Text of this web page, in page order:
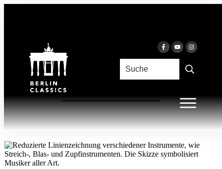
DRESDNER
KREUZCHOR